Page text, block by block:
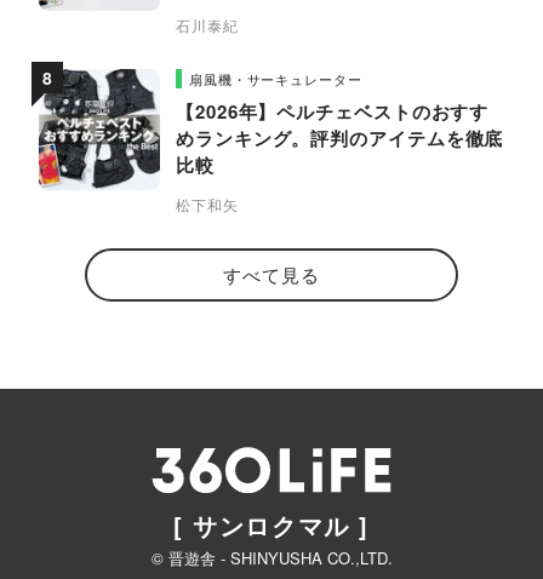
石川泰紀
扇風機・サーキュレーター
【2026年】ペルチェベストのおすす
めランキング。評判のアイテムを徹底
比較
松下和矢
すべて見る
[ サンロクマル ]
© 晋遊舎 - SHINYUSHA CO.,LTD.